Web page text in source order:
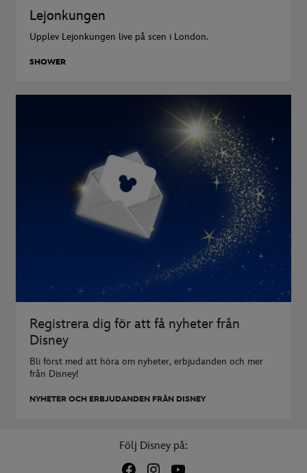
Lejonkungen
Upplev Lejonkungen live på scen i London.
SHOWER
Registrera dig för att få nyheter från
Disney
Bli först med att höra om nyheter, erbjudanden och mer
från Disney!
NYHETER OCH ERBJUDANDEN FRÅN DISNEY
Följ Disney på: